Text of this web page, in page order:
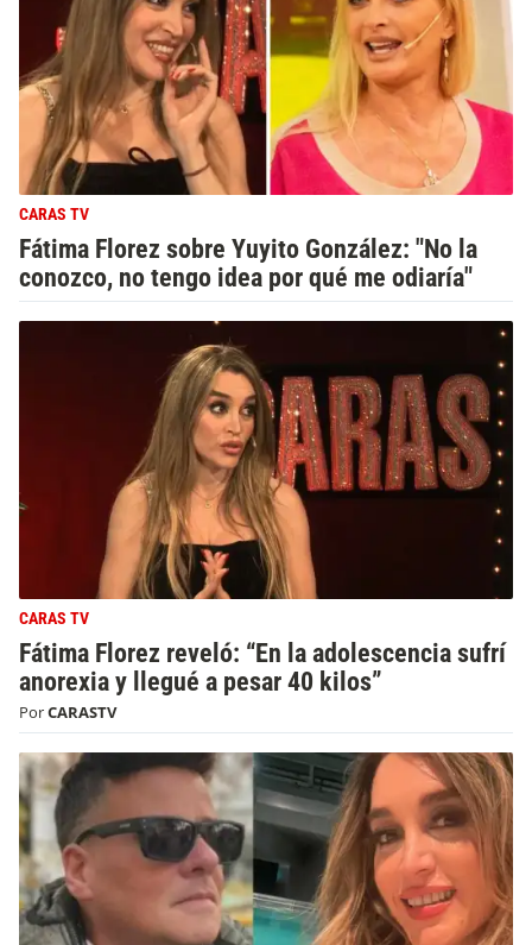
CARAS TV
Fátima Florez sobre Yuyito González: "No la
conozco, no tengo idea por qué me odiaría"
CARAS TV
Fátima Florez reveló: “En la adolescencia sufrí
anorexia y llegué a pesar 40 kilos”
PorCARASTV